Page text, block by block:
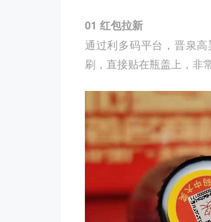
01 红包拉新
通过利多码平台，晋泉
刷，直接贴在瓶盖上，非